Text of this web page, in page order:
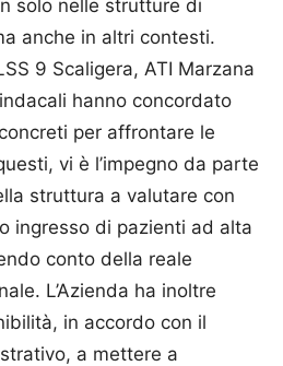
solo nelle strutture di
anche in altri contesti.
9 Scaligera, ATI Marzana
hanno concordato
per affrontare le
vi è l’impegno da parte
struttura a valutare con
ingresso di pazienti ad alta
conto della reale
L’Azienda ha inoltre
in accordo con il
a mettere a